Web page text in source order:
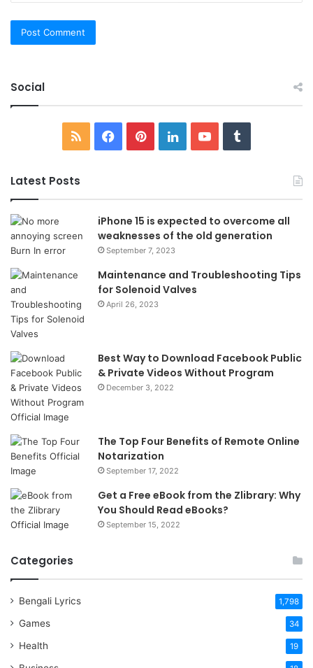
Social
RSS Facebook
PinterestLinkedInYouTubeTumblr
Latest Posts
iPhone 15 is expected to overcome all
weaknesses of the old generation
September 7, 2023
Maintenance and Troubleshooting Tips
for Solenoid Valves
April 26, 2023
Best Way to Download Facebook Public
& Private Videos Without Program
December 3, 2022
The Top Four Benefits of Remote Online
Notarization
September 17, 2022
Get a Free eBook from the Zlibrary: Why
You Should Read eBooks?
September 15, 2022
Categories
Bengali Lyrics 1,798
Games 34
Health 19